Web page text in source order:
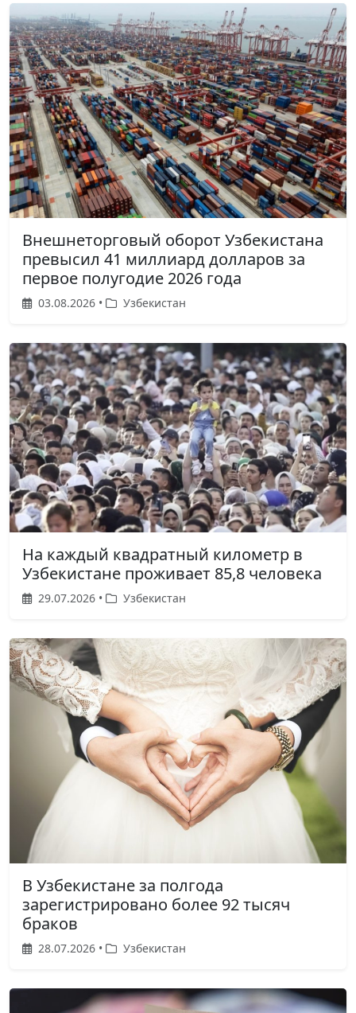
Внешнеторговый оборот Узбекистана
превысил 41 миллиард долларов за
первое полугодие 2026 года
03.08.2026 • Узбекистан
На каждый квадратный километр в
Узбекистане проживает 85,8 человека
29.07.2026 • Узбекистан
В Узбекистане за полгода
зарегистрировано более 92 тысяч
браков
28.07.2026 • Узбекистан